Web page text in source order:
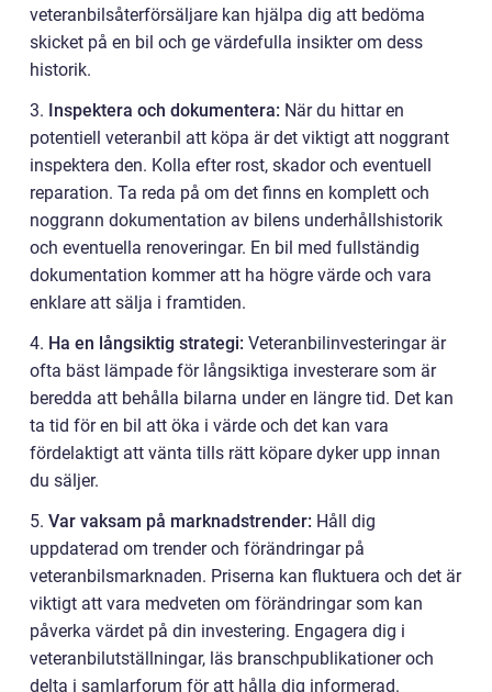
veteranbilsåterförsäljare kan hjälpa dig att bedöma
skicket på en bil och ge värdefulla insikter om dess
historik.
3. Inspektera och dokumentera: När du hittar en
potentiell veteranbil att köpa är det viktigt att noggrant
inspektera den. Kolla efter rost, skador och eventuell
reparation. Ta reda på om det finns en komplett och
noggrann dokumentation av bilens underhållshistorik
och eventuella renoveringar. En bil med fullständig
dokumentation kommer att ha högre värde och vara
enklare att sälja i framtiden.
4. Ha en långsiktig strategi: Veteranbilinvesteringar är
ofta bäst lämpade för långsiktiga investerare som är
beredda att behålla bilarna under en längre tid. Det kan
ta tid för en bil att öka i värde och det kan vara
fördelaktigt att vänta tills rätt köpare dyker upp innan
du säljer.
5. Var vaksam på marknadstrender: Håll dig
uppdaterad om trender och förändringar på
veteranbilsmarknaden. Priserna kan fluktuera och det är
viktigt att vara medveten om förändringar som kan
påverka värdet på din investering. Engagera dig i
veteranbilutställningar, läs branschpublikationer och
delta i samlarforum för att hålla dig informerad.